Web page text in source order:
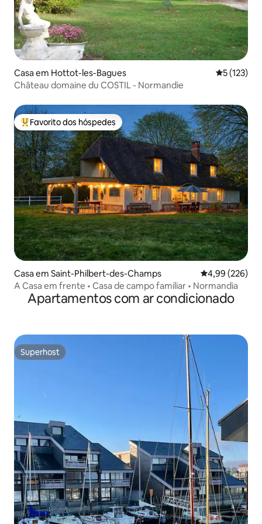
Casa em Hottot-les-Bagues
5 (123)
Château domaine du COSTIL - Normandie
Favoritos dos hóspedes mais apreciados
Favorito dos hóspedes
Casa em Saint-Philbert-des-Champs Classificação
4,99 (226)
A Casa em frente • Casa de campo familiar • Normandia
Apartamentos com ar condicionado
Superhost
Superhost